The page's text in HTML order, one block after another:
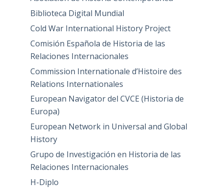
Biblioteca Digital Mundial
Cold War International History Project
Comisión Española de Historia de las
Relaciones Internacionales
Commission Internationale d’Histoire des
Relations Internationales
European Navigator del CVCE (Historia de
Europa)
European Network in Universal and Global
History
Grupo de Investigación en Historia de las
Relaciones Internacionales
H-Diplo